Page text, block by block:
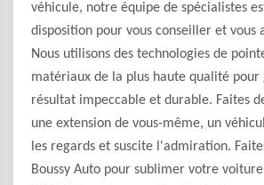
véhicule, notre équipe de spécialistes
disposition pour vous conseiller et vous
Nous utilisons des technologies de
matériaux de la plus haute qualité
résultat impeccable et durable. Faites
une extension de vous-même, un
les regards et suscite l'admiration.
Boussy Auto pour sublimer votre